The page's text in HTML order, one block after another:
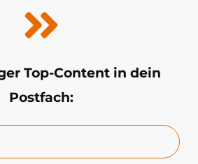
Top-Content in dein
Postfach: